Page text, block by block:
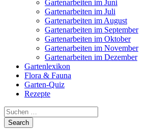
Gartenarbeiten im Juni
Gartenarbeiten im Juli
Gartenarbeiten im August
Gartenarbeiten im September
Gartenarbeiten im Oktober
Gartenarbeiten im November
Gartenarbeiten im Dezember
Gartenlexikon
Flora & Fauna
Garten-Quiz
Rezepte